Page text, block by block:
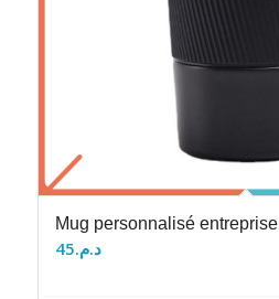
Mug personnalisé entreprise
د.م.45